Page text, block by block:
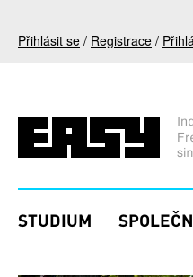
Přihlásit se / Registrace /
STUDIUM